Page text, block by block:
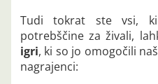
Tudi tokrat ste vsi,
potrebščine za živali,
igri, ki so jo omogočili
nagrajenci: